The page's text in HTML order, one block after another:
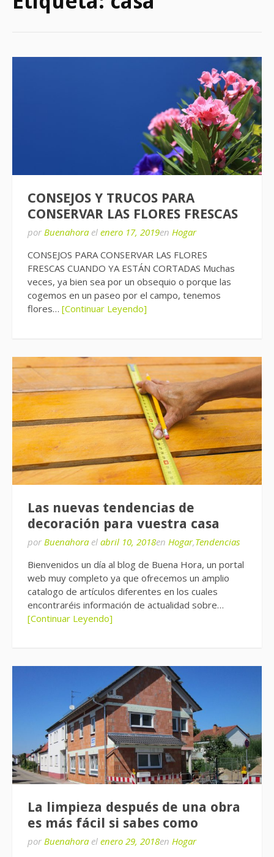
CONSEJOS Y TRUCOS PARA
CONSERVAR LAS FLORES FRESCAS
por Buenahora el enero 17, 2019en Hogar
CONSEJOS PARA CONSERVAR LAS FLORES
FRESCAS CUANDO YA ESTÁN CORTADAS Muchas
veces, ya bien sea por un obsequio o porque las
cogemos en un paseo por el campo, tenemos
flores… [Continuar Leyendo]
Las nuevas tendencias de
decoración para vuestra casa
por Buenahora el abril 10, 2018en Hogar,Tendencias
Bienvenidos un día al blog de Buena Hora, un portal
web muy completo ya que ofrecemos un amplio
catalogo de artículos diferentes en los cuales
encontraréis información de actualidad sobre…
[Continuar Leyendo]
La limpieza después de una obra
es más fácil si sabes como
por Buenahora el enero 29, 2018en Hogar